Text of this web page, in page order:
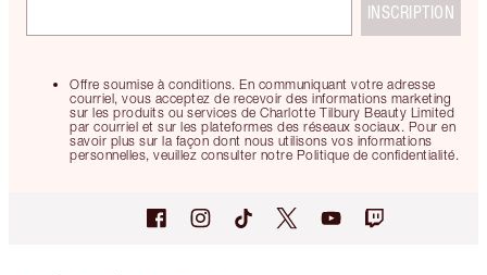
Offre soumise à conditions. En communiquant votre adresse
courriel, vous acceptez de recevoir des informations marketing
sur les produits ou services de Charlotte Tilbury Beauty Limited
par courriel et sur les plateformes des réseaux sociaux. Pour en
savoir plus sur la façon dont nous utilisons vos informations
personnelles, veuillez consulter notre Politique de confidentialité.
INSCRIPTION